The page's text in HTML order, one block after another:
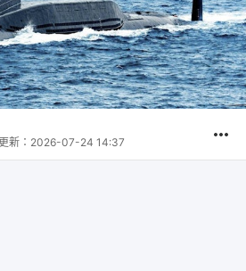
新： 2026-07-24 14:37